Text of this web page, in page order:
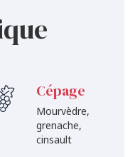
Cépage
Mourvèdre,
grenache,
cinsault